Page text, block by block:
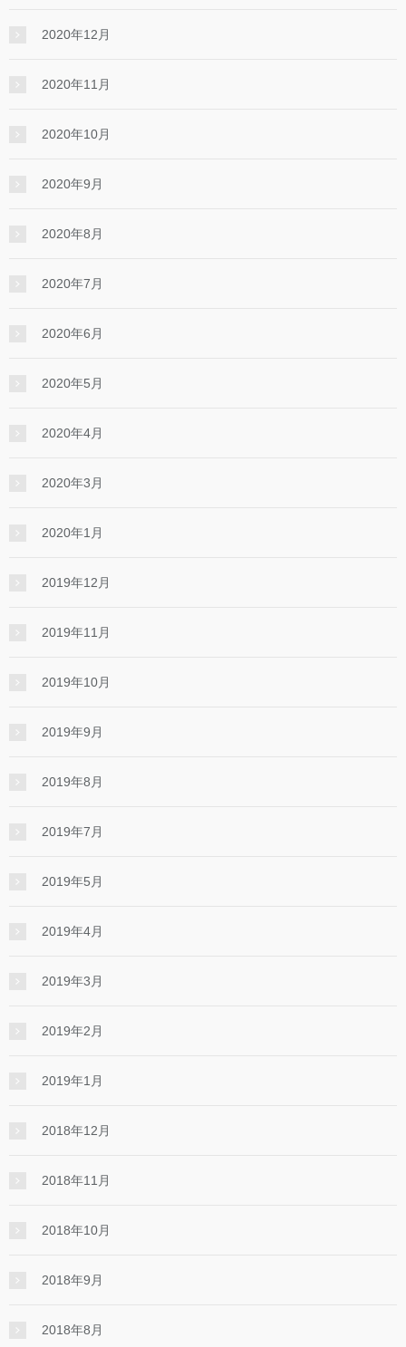
2020年12月
2020年11月
2020年10月
2020年9月
2020年8月
2020年7月
2020年6月
2020年5月
2020年4月
2020年3月
2020年1月
2019年12月
2019年11月
2019年10月
2019年9月
2019年8月
2019年7月
2019年5月
2019年4月
2019年3月
2019年2月
2019年1月
2018年12月
2018年11月
2018年10月
2018年9月
2018年8月